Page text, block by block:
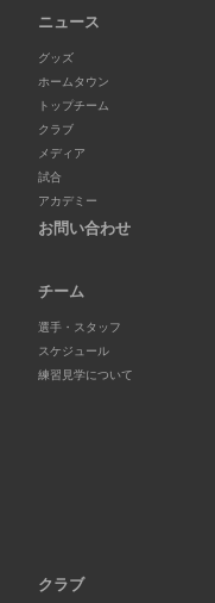
ニュース
グッズ
ホームタウン
トップチーム
クラブ
メディア
試合
アカデミー
お問い合わせ
チーム
選手・スタッフ
スケジュール
練習見学について
クラブ